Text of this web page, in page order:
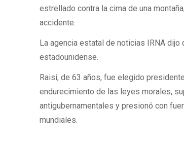
estrellado contra la cima de una
accidente.
La agencia estatal de noticias IRNA
estadounidense.
Raisi, de 63 años, fue elegido
endurecimiento de las leyes morales,
antigubernamentales y presionó con
mundiales.